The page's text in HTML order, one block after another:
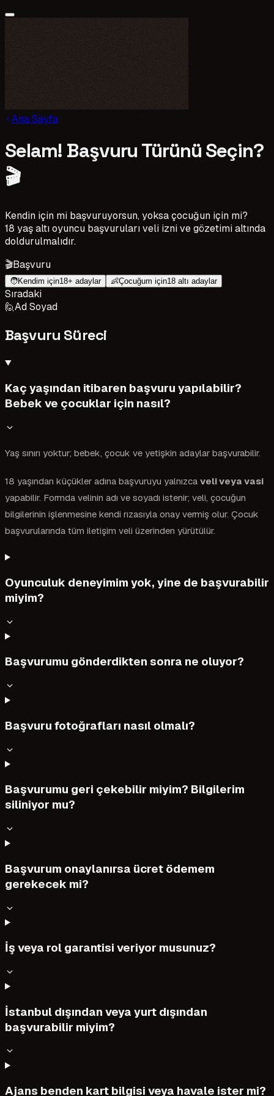
Ana Sayfa
Selam! Başvuru Türünü Seçin?
🎬
Kendin için mi başvuruyorsun, yoksa çocuğun için mi?
18 yaş altı oyuncu başvuruları veli izni ve gözetimi altında
doldurulmalıdır.
🎬Başvuru
🧑Kendim için18+ adaylar 👶Çocuğum için18 altı adaylar
Sıradaki
🙋Ad Soyad
Başvuru Süreci
Kaç yaşından itibaren başvuru yapılabilir?
Bebek ve çocuklar için nasıl?
Yaş sınırı yoktur; bebek, çocuk ve yetişkin adaylar başvurabilir.
18 yaşından küçükler adına başvuruyu yalnızca veli veya vasi
yapabilir. Formda velinin adı ve soyadı istenir; veli, çocuğun
bilgilerinin işlenmesine kendi rızasıyla onay vermiş olur. Çocuk
başvurularında tüm iletişim veli üzerinden yürütülür.
Oyunculuk deneyimim yok, yine de başvurabilir
miyim?
Başvurumu gönderdikten sonra ne oluyor?
Başvuru fotoğrafları nasıl olmalı?
Başvurumu geri çekebilir miyim? Bilgilerim
siliniyor mu?
Başvurum onaylanırsa ücret ödemem
gerekecek mi?
İş veya rol garantisi veriyor musunuz?
İstanbul dışından veya yurt dışından
başvurabilir miyim?
Ajans benden kart bilgisi veya havale ister mi?